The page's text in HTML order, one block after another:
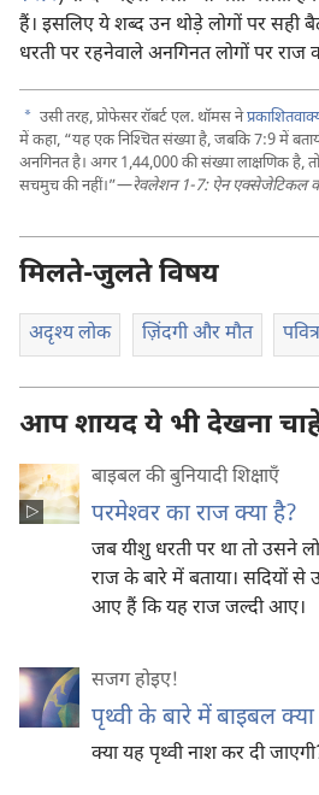
हैं। इसलिए ये शब्द उन थोड़े लोगों पर सही
धरती पर रहनेवाले अनगिनत लोगों पर
a उसी तरह, प्रोफेसर रॉबर्ट एल. थॉमस ने
में कहा, “यह एक निश्‍चित संख्या है, जबकि 7:9 में
अनगिनत है। अगर 1,44,000 की संख्या लाक्षणिक है,
सचमुच की नहीं।”—रेवलेशन 1-7: ऐन एक्सेजेटिकल
मिलते-जुलते विषय
अदृश्‍य लोक ज़िंदगी और मौत
आप शायद ये भी देखना
बाइबल की बुनियादी शिक्षाएँ
परमेश्‍वर का राज क्या है?
जब यीशु धरती पर था तो उसने
राज के बारे में बताया। सदियों से
आए हैं कि यह राज जल्दी आए।
सजग होइए‍!
पृथ्वी के बारे में बाइबल
क्या यह पृथ्वी नाश कर दी